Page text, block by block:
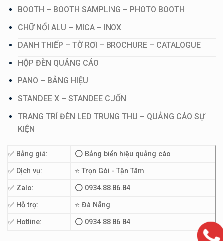
BOOTH – BOOTH SAMPLING – PHOTO BOOTH
CHỮ NỔI ALU – MICA – INOX
DANH THIẾP – TỜ RƠI – BROCHURE – CATALOGUE
HỘP ĐÈN QUẢNG CÁO
PANO – BẢNG HIỆU
STANDEE X – STANDEE CUỐN
TRANG TRÍ ĐÈN LED TRUNG THU – QUẢNG CÁO SỰ
KIỆN
✅ Bảng giá:
⭕ Bảng biển hiệu quảng cáo
✅ Dịch vụ:
⭐ Trọn Gói - Tận Tâm
✅ Zalo:
⭕ 0934.88.86.84
✅ Hỗ trợ:
⭐ Đà Nẵng
✅ Hotline:
⭕ 0934 88 86 84